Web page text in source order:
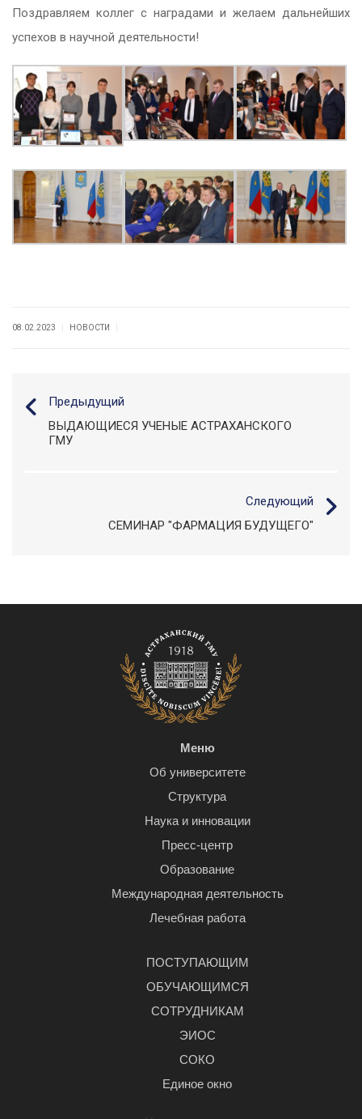
Поздравляем коллег с наградами и желаем дальнейших
успехов в научной деятельности!
08.02.2023 НОВОСТИ
Предыдущий
ВЫДАЮЩИЕСЯ УЧЕНЫЕ АСТРАХАНСКОГО
ГМУ
Следующий
СЕМИНАР "ФАРМАЦИЯ БУДУЩЕГО"
Меню
Об университете
Структура
Наука и инновации
Пресс-центр
Образование
Международная деятельность
Лечебная работа
ПОСТУПАЮЩИМ
ОБУЧАЮЩИМСЯ
СОТРУДНИКАМ
ЭИОС
СОКО
Единое окно